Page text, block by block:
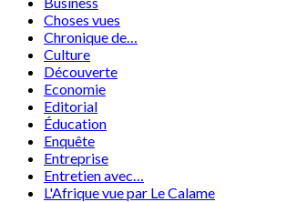
Choses vues
Chronique de…
Culture
Découverte
Economie
Editorial
Éducation
Enquête
Entreprise
Entretien avec…
L'Afrique vue par Le Calame